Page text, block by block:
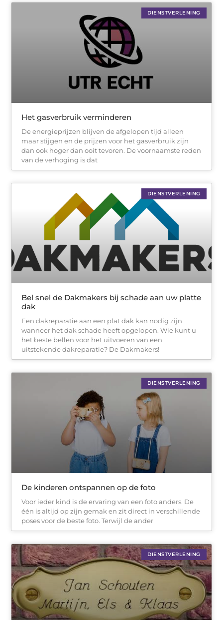
DIENSTVERLENING
Het gasverbruik verminderen
De energieprijzen blijven de afgelopen tijd alleen
maar stijgen en de prijzen voor het gasverbruik zijn
dan ook hoger dan ooit tevoren. De voornaamste reden
van de verhoging is dat
DIENSTVERLENING
Bel snel de Dakmakers bij schade aan uw platte
dak
Een dakreparatie aan een plat dak kan nodig zijn
wanneer het dak schade heeft opgelopen. Wie kunt u
het beste bellen voor het uitvoeren van een
uitstekende dakreparatie? De Dakmakers!
DIENSTVERLENING
De kinderen ontspannen op de foto
Voor ieder kind is de ervaring van een foto anders. De
één is altijd op zijn gemak en zit direct in verschillende
poses voor de beste foto. Terwijl de ander
DIENSTVERLENING